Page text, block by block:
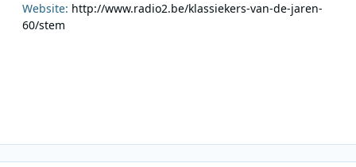
Website: http://www.radio2.be/klassiekers-van-de-jaren-
60/stem